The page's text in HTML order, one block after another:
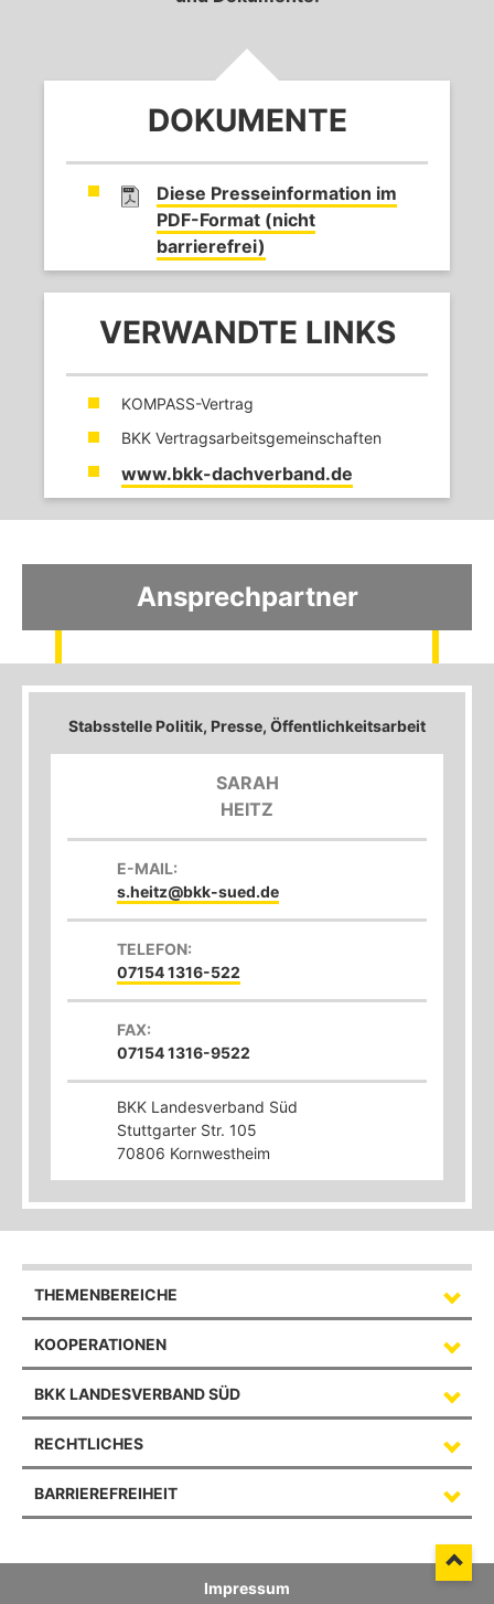
DOKUMENTE
Diese Presseinformation im
PDF-Format (nicht
barrierefrei)
VERWANDTE LINKS
KOMPASS-Vertrag
BKK Vertragsarbeitsgemeinschaften
www.bkk-dachverband.de
Ansprechpartner
Stabsstelle Politik, Presse, Öffentlichkeitsarbeit
SARAH
HEITZ
E-MAIL:
s.heitz@bkk-sued.de
TELEFON:
07154 1316-522
FAX:
07154 1316-9522
BKK Landesverband Süd
Stuttgarter Str. 105
70806 Kornwestheim
THEMENBEREICHE
KOOPERATIONEN
BKK LANDESVERBAND SÜD
RECHTLICHES
BARRIEREFREIHEIT
Impressum